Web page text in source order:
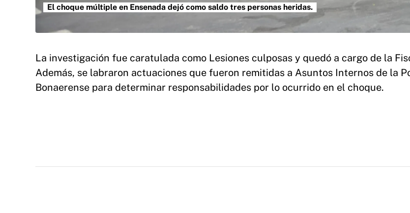
El choque múltiple en Ensenada dejó como saldo tres personas heridas.
La investigación fue caratulada como Lesiones culposas y quedó a cargo de la
Además, se labraron actuaciones que fueron remitidas a Asuntos Internos de la
Bonaerense para determinar responsabilidades por lo ocurrido en el choque.